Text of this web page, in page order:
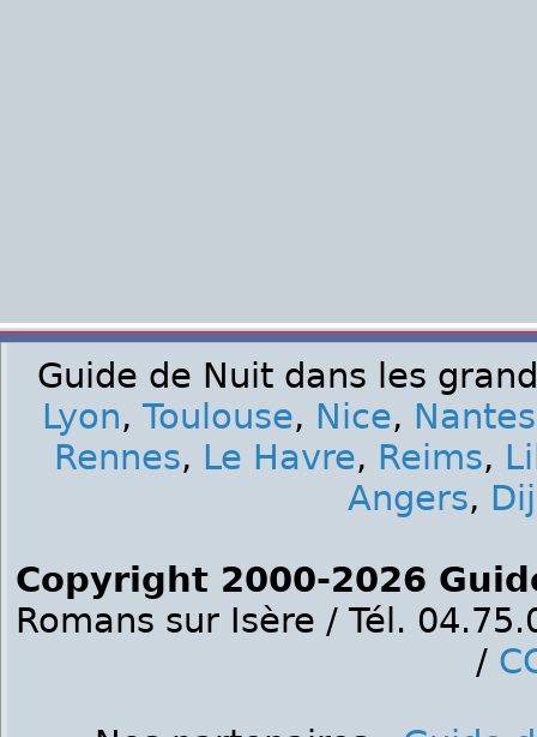
Guide de Nuit dans les
Lyon, Toulouse, Nice, Nantes
Rennes, Le Havre, Reims,
Angers,
Copyright 2000-2026
Romans sur Isère / Tél.
/